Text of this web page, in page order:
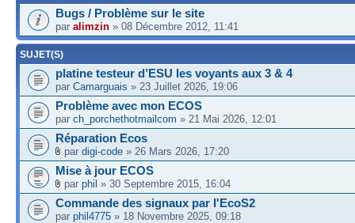
Bugs / Problème sur le site
par alimzin » 08 Décembre 2012, 11:41
SUJET(S)
platine testeur d’ESU les voyants aux 3 & 4
par Camarguais » 23 Juillet 2026, 19:06
Problème avec mon ECOS
par ch_porchethotmailcom » 21 Mai 2026, 12:01
Réparation Ecos
par digi-code » 26 Mars 2026, 17:20
Mise à jour ECOS
par phil » 30 Septembre 2015, 16:04
Commande des signaux par l'EcoS2
par phil4775 » 18 Novembre 2025, 09:18